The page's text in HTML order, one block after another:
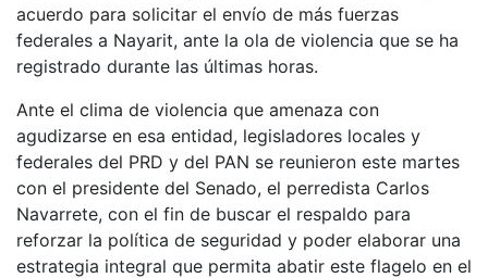
acuerdo para solicitar el envío de más fuerzas
federales a Nayarit, ante la ola de violencia que se ha
registrado durante las últimas horas.
Ante el clima de violencia que amenaza con
agudizarse en esa entidad, legisladores locales y
federales del PRD y del PAN se reunieron este martes
con el presidente del Senado, el perredista Carlos
Navarrete, con el fin de buscar el respaldo para
reforzar la política de seguridad y poder elaborar una
estrategia integral que permita abatir este flagelo en el